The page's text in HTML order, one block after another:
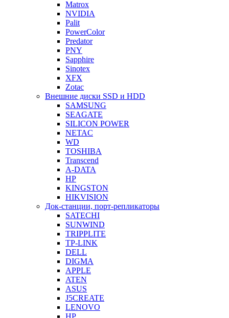
Matrox
NVIDIA
Palit
PowerColor
Predator
PNY
Sapphire
Sinotex
XFX
Zotac
Внешние диски SSD и HDD
SAMSUNG
SEAGATE
SILICON POWER
NETAC
WD
TOSHIBA
Transcend
A-DATA
HP
KINGSTON
HIKVISION
Док-станции, порт-репликаторы
SATECHI
SUNWIND
TRIPPLITE
TP-LINK
DELL
DIGMA
APPLE
ATEN
ASUS
J5CREATE
LENOVO